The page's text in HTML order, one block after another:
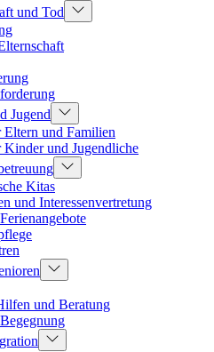
und Tod
Jugend
Eltern und Familien
Kinder und Jugendliche
Kitas
und Interessenvertretung
und Beratung